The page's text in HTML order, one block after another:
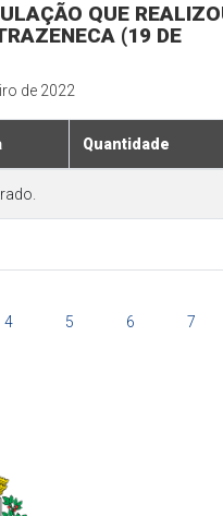
QUE
(19 DE
de 2022
Quantidade
4 5 6 7